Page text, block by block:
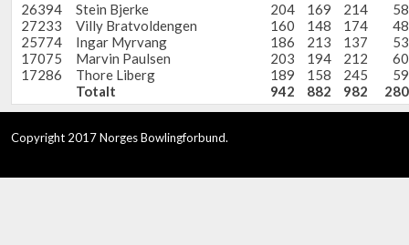
26394 Stein Bjerke 204 169 214
27233
Villy Bratvoldengen 160 148 174
25774
Ingar Myrvang 186 213 137
17075
Marvin Paulsen 203 194 212
17286
Thore Liberg 189 158 245
Totalt
942 882 982
Copyright 2017 Norges Bowlingforbund.